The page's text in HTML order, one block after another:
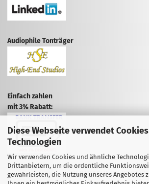
Diese Webseite verwendet
Technologien
Wir verwenden Cookies und ähnliche
Drittanbietern, um die ordentliche
gewährleisten, die Nutzung unseres Angebotes
Audiophile Tonträger
Einfach zahlen
mit 3% Rabatt:
VERTRAG WIDERRUFEN